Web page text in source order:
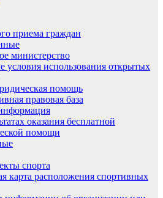
приема граждан
министерство
условия использования открытых
помощь
правовая база
оказания бесплатной
помощи
спорта
карта расположения спортивных